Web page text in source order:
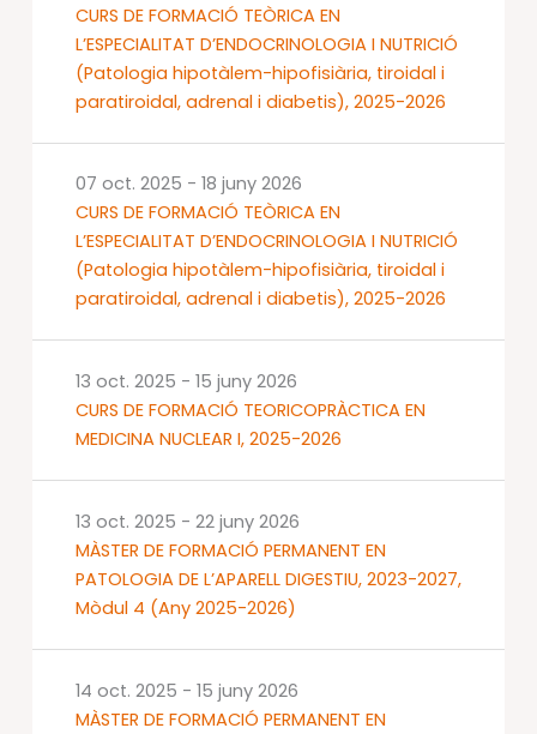
CURS DE FORMACIÓ TEÒRICA EN
L’ESPECIALITAT D’ENDOCRINOLOGIA I NUTRICIÓ
(Patologia hipotàlem-hipofisiària, tiroidal i
paratiroidal, adrenal i diabetis), 2025-2026
CURS DE FORMACIÓ TEÒRICA EN
L’ESPECIALITAT D’ENDOCRINOLOGIA I NUTRICIÓ
(Patologia hipotàlem-hipofisiària, tiroidal i
paratiroidal, adrenal i diabetis), 2025-2026
07 oct. 2025 - 18 juny 2026
CURS DE FORMACIÓ TEORICOPRÀCTICA EN
MEDICINA NUCLEAR I, 2025-2026
13 oct. 2025 - 15 juny 2026
MÀSTER DE FORMACIÓ PERMANENT EN
PATOLOGIA DE L’APARELL DIGESTIU, 2023-2027,
Mòdul 4 (Any 2025-2026)
13 oct. 2025 - 22 juny 2026
MÀSTER DE FORMACIÓ PERMANENT EN
14 oct. 2025 - 15 juny 2026